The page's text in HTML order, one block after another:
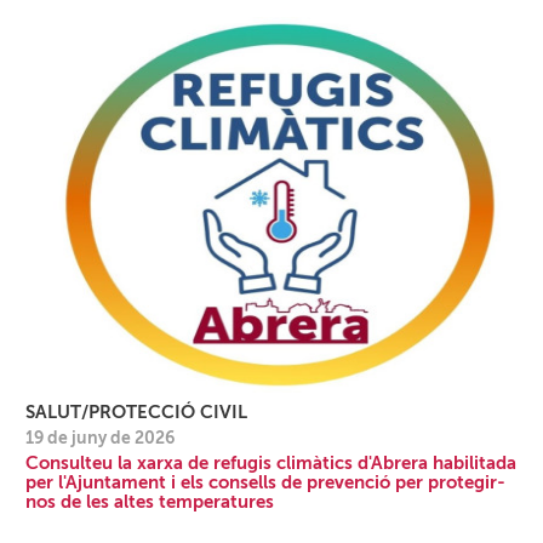
SALUT/PROTECCIÓ CIVIL
19 de juny de 2026
Consulteu la xarxa de refugis climàtics d'Abrera habilitada
per l'Ajuntament i els consells de prevenció per protegir-
nos de les altes temperatures